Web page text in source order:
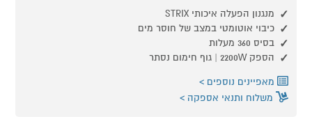
מנגנון הפעלה איכותי STRIX
כיבוי אוטומטי במצב של חוסר מים
בסיס 360 מעלות
הספק 2200W | גוף חימום נסתר
מאפיינים נוספים
משלוח ותנאי אספקה